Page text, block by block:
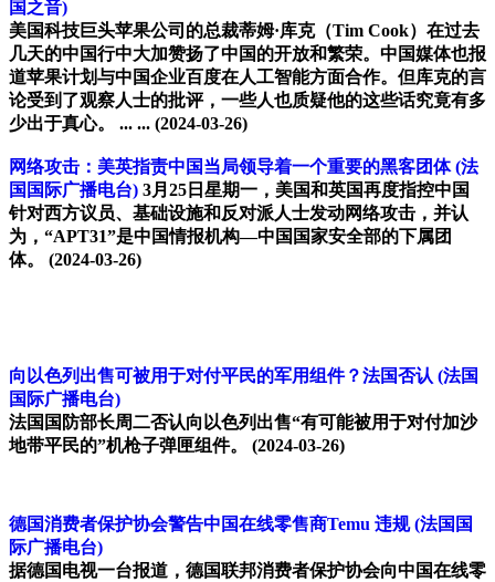
国之音)
美国科技巨头苹果公司的总裁蒂姆·库克（Tim Cook）在过去
几天的中国行中大加赞扬了中国的开放和繁荣。中国媒体也报
道苹果计划与中国企业百度在人工智能方面合作。但库克的言
论受到了观察人士的批评，一些人也质疑他的这些话究竟有多
少出于真心。 ... ... (2024-03-26)
网络攻击：美英指责中国当局领导着一个重要的黑客团体 (法
国国际广播电台) 3月25日星期一，美国和英国再度指控中国
针对西方议员、基础设施和反对派人士发动网络攻击，并认
为，“APT31”是中国情报机构—中国国家安全部的下属团
体。 (2024-03-26)
向以色列出售可被用于对付平民的军用组件？法国否认 (法国
国际广播电台)
法国国防部长周二否认向以色列出售“有可能被用于对付加沙
地带平民的”机枪子弹匣组件。 (2024-03-26)
德国消费者保护协会警告中国在线零售商Temu 违规 (法国国
际广播电台)
据德国电视一台报道，德国联邦消费者保护协会向中国在线零